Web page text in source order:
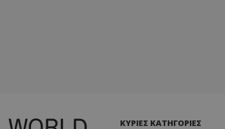
ΚΥΡΙΕΣ ΚΑΤΗΓΟΡΙΕΣ